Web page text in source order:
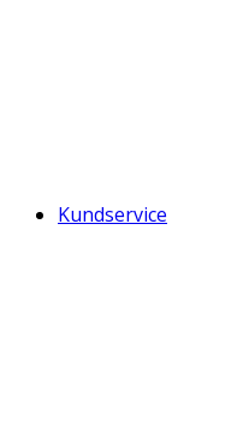
Kundservice